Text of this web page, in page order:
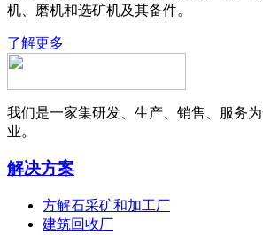
机、磨机和选矿机及其备件。
了解更多
我们是一家集研发、生产、销售、服务
业。
解决方案
方解石采矿和加工厂
建筑回收厂